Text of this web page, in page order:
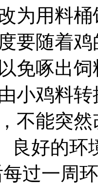
为用料
要随着
免啄出
小鸡料
不能突
良好的环
过一周